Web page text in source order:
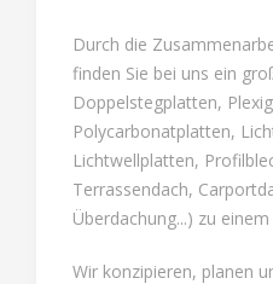
Durch die
finden Sie bei uns ein
Doppelstegplatten,
Polycarbonatplatten,
Lichtwellplatten,
Terrassendach,
Überdachung...) zu
Wir konzipieren, planen